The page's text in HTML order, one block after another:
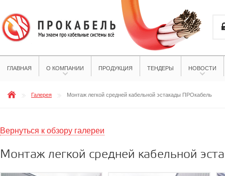
ГЛАВНАЯ О КОМПАНИИ ПРОДУКЦИЯ ТЕНДЕРЫ НОВОСТИ
Галерея Монтаж легкой средней кабельной эстакады ПРОкабель
Вернуться к обзору галереи
Монтаж легкой средней кабельной